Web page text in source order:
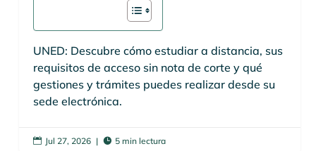
UNED: Descubre cómo estudiar a distancia, sus
requisitos de acceso sin nota de corte y qué
gestiones y trámites puedes realizar desde su
sede electrónica.
 Jul 27, 2026 |  5 min lectura